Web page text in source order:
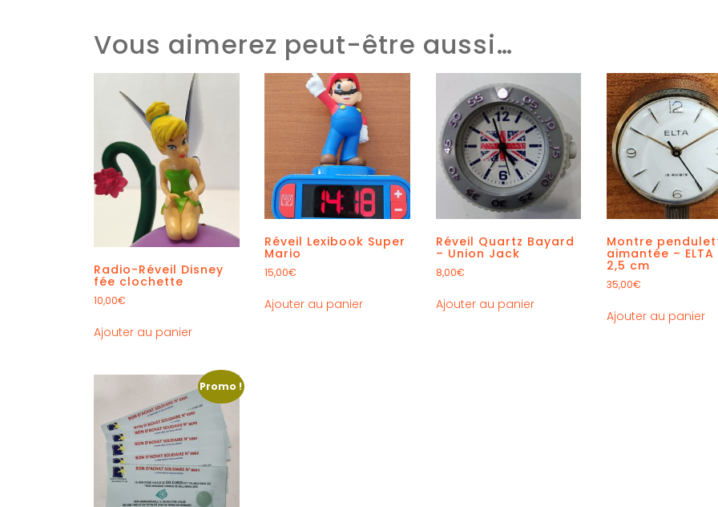
Vous aimerez peut-être aussi…
Radio-Réveil Disney
fée clochette
10,00€
Ajouter au panier
Réveil Lexibook Super
Mario
15,00€
Ajouter au panier
Réveil Quartz Bayard
– Union Jack
8,00€
Ajouter au panier
Montre
aimantée –
2,5 cm
35,00€
Ajouter au panier
Promo !